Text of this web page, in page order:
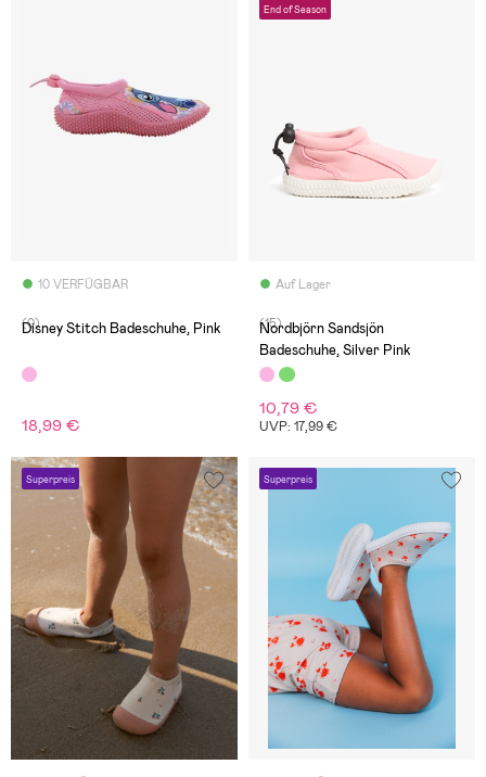
10 VERFÜGBAR
(0)
Disney Stitch Badeschuhe, Pink
18,99 €
End of Season
Auf Lager
(15)
Nordbjörn Sandsjön
Badeschuhe, Silver Pink
10,79 €
UVP: 17,99 €
Superpreis Superpreis